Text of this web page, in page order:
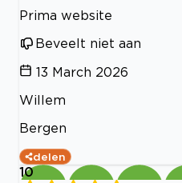
Prima website
Beveelt niet aan
13 March 2026
Willem
Bergen
delen
10